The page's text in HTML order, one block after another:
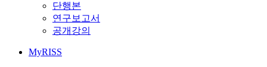
단행본
연구보고서
공개강의
MyRISS